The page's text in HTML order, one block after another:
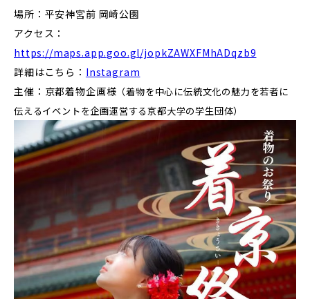
場所：平安神宮前 岡崎公園
アクセス：
https://maps.app.goo.gl/jopkZAWXFMhADqzb9
詳細はこちら： Instagram
主催：京都着物企画様 （着物を中心に伝統文化の魅力を若者に
伝えるイベントを企画運営する京都大学の学生団体）